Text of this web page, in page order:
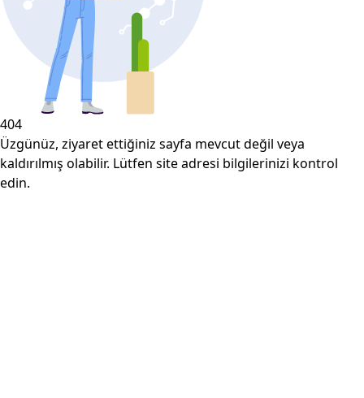
404
Üzgünüz, ziyaret ettiğiniz sayfa mevcut değil veya
kaldırılmış olabilir. Lütfen site adresi bilgilerinizi kontrol
edin.